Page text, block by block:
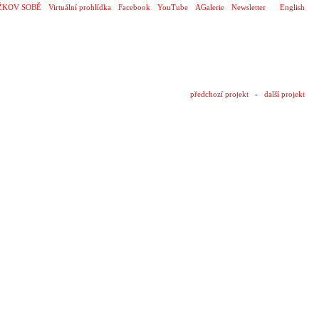
English
SOBĚ Virtuální prohlídka Facebook YouTube AGalerie Newsletter
předchozí projekt - další projekt